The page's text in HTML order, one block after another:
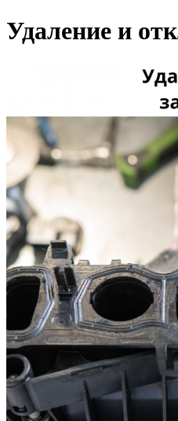
Удаление и